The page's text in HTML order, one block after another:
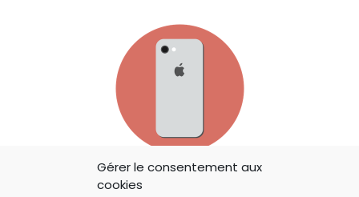
Gérer le consentement aux
cookies
IOS 14: APPLE A AJOUTÉ UN BOUTON